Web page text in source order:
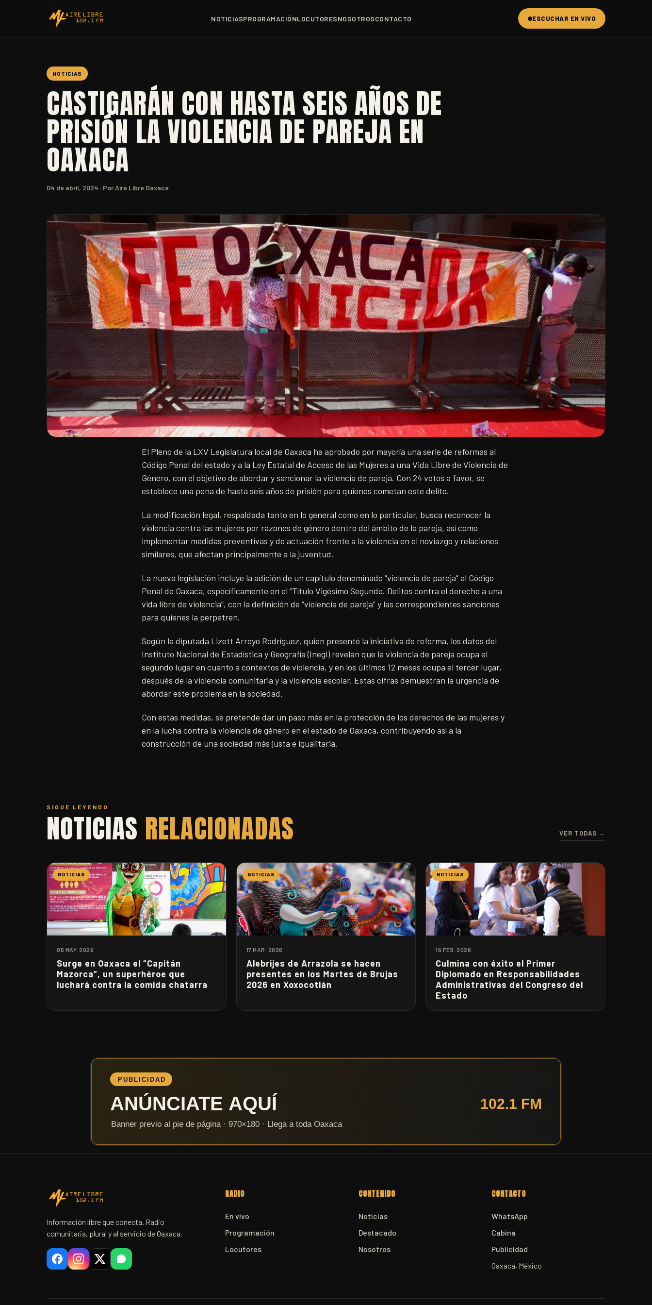
NOTICIASPROGRAMACIÓNLOCUTORESNOSOTROSCONTACTO ESCUCHAR EN VIVO
NOTICIAS
CASTIGARÁN CON HASTA SEIS AÑOS DE
PRISIÓN LA VIOLENCIA DE PAREJA EN
OAXACA
04 de abril, 2024 · Por Aire Libre Oaxaca
El Pleno de la LXV Legislatura local de Oaxaca ha aprobado por mayoría una serie de reformas al
Código Penal del estado y a la Ley Estatal de Acceso de las Mujeres a una Vida Libre de Violencia de
Género, con el objetivo de abordar y sancionar la violencia de pareja. Con 24 votos a favor, se
establece una pena de hasta seis años de prisión para quienes cometan este delito.
La modificación legal, respaldada tanto en lo general como en lo particular, busca reconocer la
violencia contra las mujeres por razones de género dentro del ámbito de la pareja, así como
implementar medidas preventivas y de actuación frente a la violencia en el noviazgo y relaciones
similares, que afectan principalmente a la juventud.
La nueva legislación incluye la adición de un capítulo denominado “violencia de pareja” al Código
Penal de Oaxaca, específicamente en el “Título Vigésimo Segundo. Delitos contra el derecho a una
vida libre de violencia”, con la definición de “violencia de pareja” y las correspondientes sanciones
para quienes la perpetren.
Según la diputada Lizett Arroyo Rodríguez, quien presentó la iniciativa de reforma, los datos del
Instituto Nacional de Estadística y Geografía (Inegi) revelan que la violencia de pareja ocupa el
segundo lugar en cuanto a contextos de violencia, y en los últimos 12 meses ocupa el tercer lugar,
después de la violencia comunitaria y la violencia escolar. Estas cifras demuestran la urgencia de
abordar este problema en la sociedad.
Con estas medidas, se pretende dar un paso más en la protección de los derechos de las mujeres y
en la lucha contra la violencia de género en el estado de Oaxaca, contribuyendo así a la
construcción de una sociedad más justa e igualitaria.
SIGUE LEYENDO
NOTICIAS RELACIONADAS VER TODAS →
NOTICIAS
05 MAY. 2026
Surge en Oaxaca el “Capitán
Mazorca”, un superhéroe que
luchará contra la comida chatarra
NOTICIAS
17 MAR. 2026
Alebrijes de Arrazola se hacen
presentes en los Martes de Brujas
2026 en Xoxocotlán
NOTICIAS
16 FEB. 2026
Culmina con éxito el Primer
Diplomado en Responsabilidades
Administrativas del Congreso del
Estado
Información libre que conecta. Radio
comunitaria, plural y al servicio de Oaxaca.
RADIO
En vivo
Programación
Locutores
CONTENIDO
Noticias
Destacado
Nosotros
CONTACTO
WhatsApp
Cabina
Publicidad
Oaxaca, México